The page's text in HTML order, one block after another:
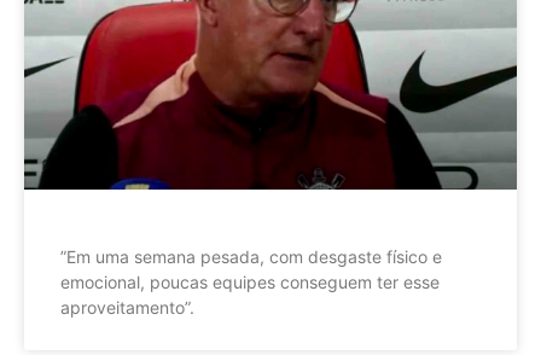
”Em uma semana pesada, com desgaste físico e
emocional, poucas equipes conseguem ter esse
aproveitamento”.